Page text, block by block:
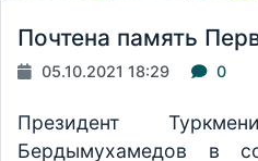
Почтена память
05.10.2021 18:29 0
Президент
Бердымухамедов в